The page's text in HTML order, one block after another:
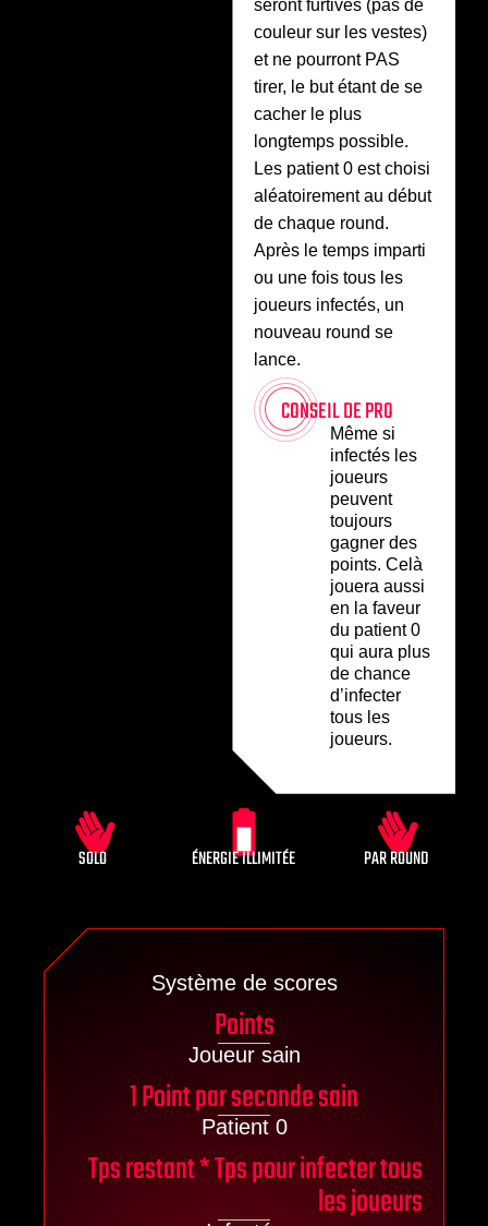
seront furtives (pas de
couleur sur les vestes)
et ne pourront PAS
tirer, le but étant de se
cacher le plus
longtemps possible.
Les patient 0 est choisi
aléatoirement au début
de chaque round.
Après le temps imparti
ou une fois tous les
joueurs infectés, un
nouveau round se
lance.
CONSEIL DE PRO
Même si
infectés les
joueurs
peuvent
toujours
gagner des
points. Celà
jouera aussi
en la faveur
du patient 0
qui aura plus
de chance
d’infecter
tous les
joueurs.
SOLO ÉNERGIE ILLIMITÉE PAR ROUND
Système de scores
Points
Joueur sain
1 Point par seconde sain
Patient 0
Tps restant * Tps pour infecter tous
les joueurs